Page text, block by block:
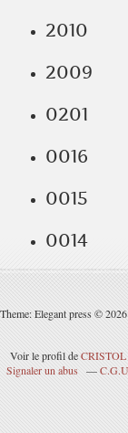
2010
2009
0201
0016
0015
0014
Theme: Elegant press © 2026
Voir le profil de
Signaler un abus